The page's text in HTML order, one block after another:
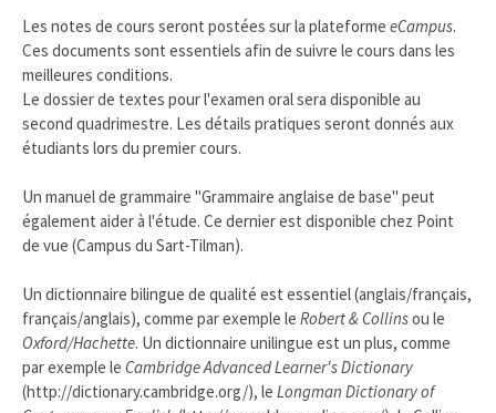
Les notes de cours seront postées sur la plateforme eCampus.
Ces documents sont essentiels afin de suivre le cours dans les
meilleures conditions.
Le dossier de textes pour l'examen oral sera disponible au
second quadrimestre. Les détails pratiques seront donnés aux
étudiants lors du premier cours.
Un manuel de grammaire "Grammaire anglaise de base" peut
également aider à l'étude. Ce dernier est disponible chez Point
de vue (Campus du Sart-Tilman).
Un dictionnaire bilingue de qualité est essentiel (anglais/français,
français/anglais), comme par exemple le Robert & Collinsou le
Oxford/Hachette. Un dictionnaire unilingue est un plus, comme
par exemple le Cambridge AdvancedLearner's Dictionary
(http://dictionary.cambridge.org/), le Longman Dictionary of